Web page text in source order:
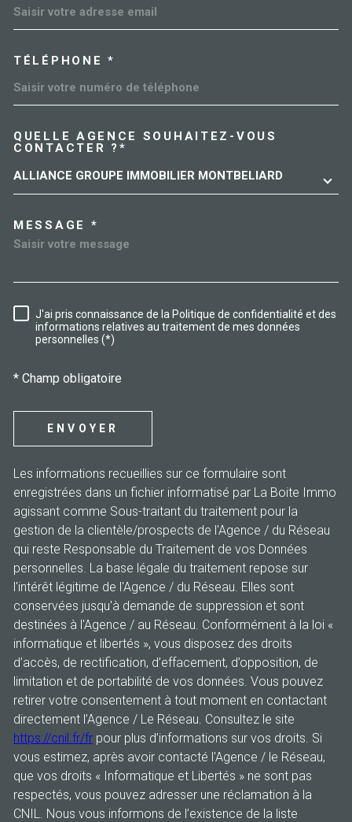
TÉLÉPHONE *
QUELLE AGENCE SOUHAITEZ-VOUS
CONTACTER ?*
ALLIANCE GROUPE IMMOBILIER MONTBELIARD
MESSAGE *
RÈGLEMENTATION
J'ai pris connaissance de la Politique de confidentialité et des
informations relatives au traitement de mes données
personnelles (*)
* Champ obligatoire
ENVOYER
Les informations recueillies sur ce formulaire sont
enregistrées dans un fichier informatisé par La Boite Immo
agissant comme Sous-traitant du traitement pour la
gestion de la clientèle/prospects de l'Agence / du Réseau
qui reste Responsable du Traitement de vos Données
personnelles. La base légale du traitement repose sur
l'intérêt légitime de l'Agence / du Réseau. Elles sont
conservées jusqu'à demande de suppression et sont
destinées à l'Agence / au Réseau. Conformément à la loi «
informatique et libertés », vous disposez des droits
d’accès, de rectification, d’effacement, d’opposition, de
limitation et de portabilité de vos données. Vous pouvez
retirer votre consentement à tout moment en contactant
directement l’Agence / Le Réseau. Consultez le site
https://cnil.fr/fr pour plus d’informations sur vos droits. Si
vous estimez, après avoir contacté l'Agence / le Réseau,
que vos droits « Informatique et Libertés » ne sont pas
respectés, vous pouvez adresser une réclamation à la
CNIL. Nous vous informons de l’existence de la liste